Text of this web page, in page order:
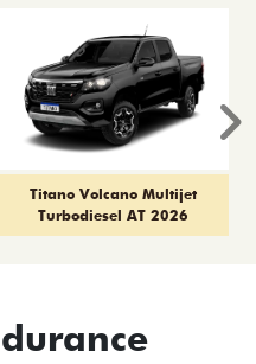
Titano Volcano Multijet
Turbodiesel AT 2026